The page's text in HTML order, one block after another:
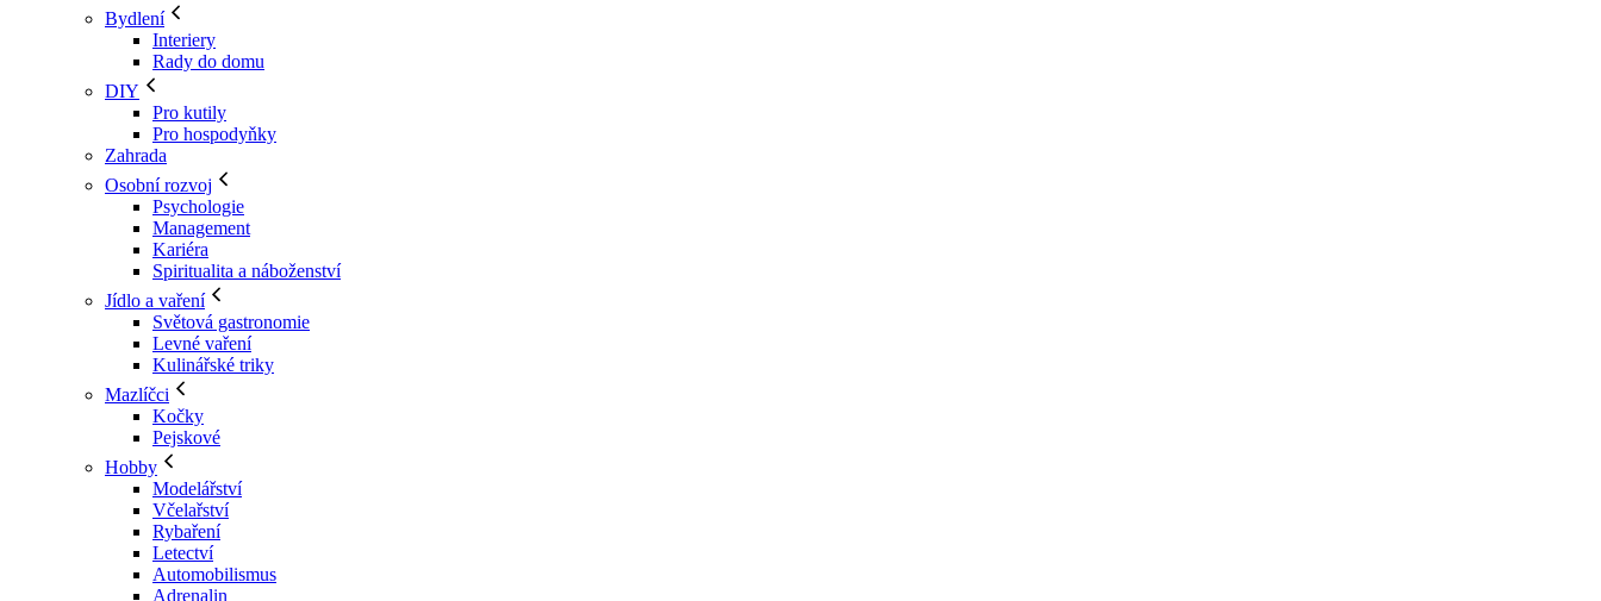
Bydlení
Interiery
Rady do domu
DIY
Pro kutily
Pro hospodyňky
Zahrada
Osobní rozvoj
Psychologie
Management
Kariéra
Spiritualita a náboženství
Jídlo a vaření
Světová gastronomie
Levné vaření
Kulinářské triky
Mazlíčci
Kočky
Pejskové
Hobby
Modelářství
Včelařství
Rybaření
Letectví
Automobilismus
Adrenalin